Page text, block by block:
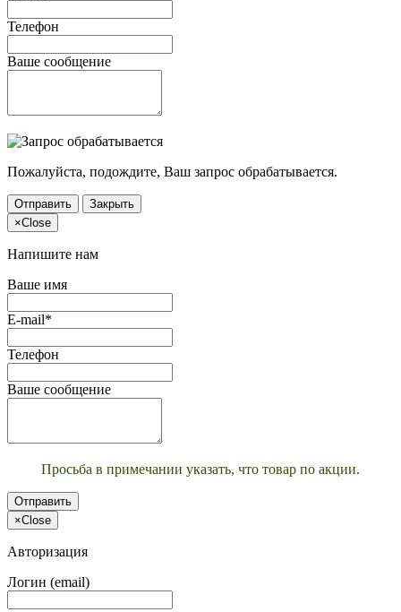
Телефон
Ваше сообщение
Пожалуйста, подождите, Ваш запрос обрабатывается.
Отправить
Закрыть
×Close
Напишите нам
Ваше имя
E-mail*
Телефон
Ваше сообщение
Просьба в примечании указать, что товар по акции.
Отправить
×Close
Авторизация
Логин (email)